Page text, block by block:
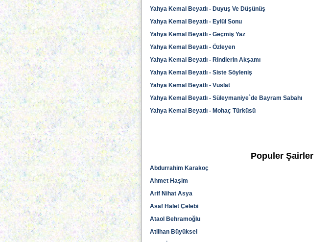
Yahya Kemal Beyatlı - Duyuş Ve Düşünüş
Yahya Kemal Beyatlı - Eylül Sonu
Yahya Kemal Beyatlı - Geçmiş Yaz
Yahya Kemal Beyatlı - Özleyen
Yahya Kemal Beyatlı - Rindlerin Akşamı
Yahya Kemal Beyatlı - Siste Söyleniş
Yahya Kemal Beyatlı - Vuslat
Yahya Kemal Beyatlı - Süleymaniye`de Bayram Sabahı
Yahya Kemal Beyatlı - Mohaç Türküsü
Populer Şairler
Abdurrahim Karakoç
Ahmet Haşim
Arif Nihat Asya
Asaf Halet Çelebi
Ataol Behramoğlu
Atilhan Büyüksel